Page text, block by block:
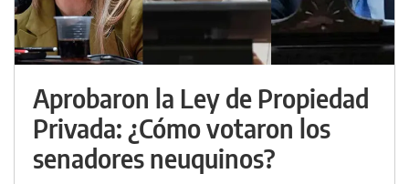
Aprobaron la Ley de Propiedad
Privada: ¿Cómo votaron los
senadores neuquinos?